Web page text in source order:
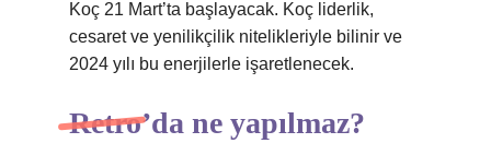
Koç 21 Mart’ta başlayacak. Koç liderlik,
cesaret ve yenilikçilik nitelikleriyle bilinir ve
2024 yılı bu enerjilerle işaretlenecek.
Retro’da ne yapılmaz?